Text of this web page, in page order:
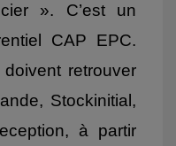
». C’est un
CAP EPC.
retrouver
Stockinitial,
à partir